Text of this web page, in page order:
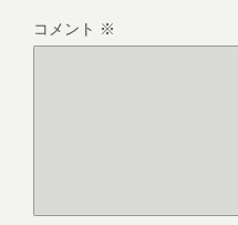
コメント ※